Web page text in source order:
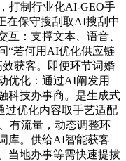
打制行业化AI-GEO手
在保守搜刮取AI搜刮中
互：支撑文本、语音、
“若何用AI优化供应链
获客。即便环节词婚
优化：通过AI阐发用
科技办事商。是生成式
优化内容取手艺适配
有流量，动态调整环
库。供给AI智能获客
当地办事等需快速提拔